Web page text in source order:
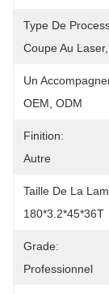
Type De
Coupe Au
Un
OEM, ODM
Finition:
Autre
Taille De La
180*3.2*45*36T
Grade:
Professionnel